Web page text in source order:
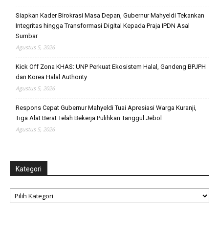
Siapkan Kader Birokrasi Masa Depan, Gubernur Mahyeldi Tekankan
Integritas hingga Transformasi Digital Kepada Praja IPDN Asal
Sumbar
Agustus 5, 2026
Kick Off Zona KHAS: UNP Perkuat Ekosistem Halal, Gandeng BPJPH
dan Korea Halal Authority
Agustus 5, 2026
Respons Cepat Gubernur Mahyeldi Tuai Apresiasi Warga Kuranji,
Tiga Alat Berat Telah Bekerja Pulihkan Tanggul Jebol
Agustus 5, 2026
Kategori
Kategori